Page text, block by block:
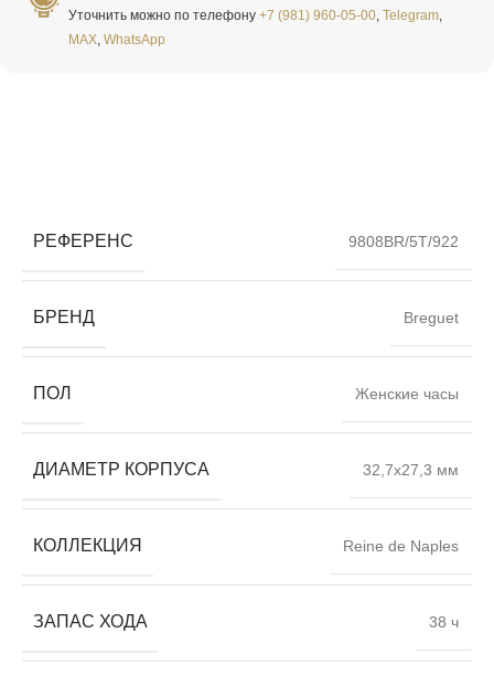
Уточнить можно по телефону +7 (981) 960-05-00, Telegram,
MAX, WhatsApp
РЕФЕРЕНС 9808BR/5T/922
БРЕНД Breguet
ПОЛ Женские часы
ДИАМЕТР КОРПУСА 32,7х27,3 мм
КОЛЛЕКЦИЯ Reine de Naples
ЗАПАС ХОДА 38 ч